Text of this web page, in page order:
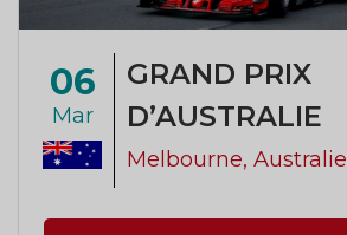
06
Mar
GRAND PRIX
D’AUSTRALIE
Melbourne, Australie